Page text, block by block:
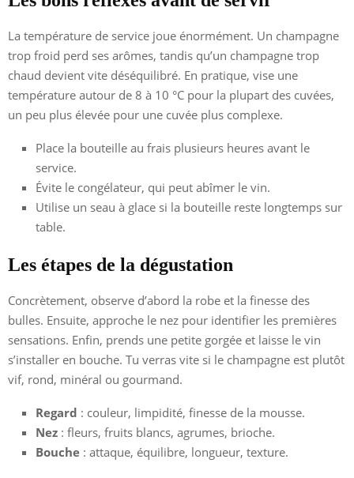
La température de service joue énormément. Un champagne
trop froid perd ses arômes, tandis qu’un champagne trop
chaud devient vite déséquilibré. En pratique, vise une
température autour de 8 à 10 °C pour la plupart des cuvées,
un peu plus élevée pour une cuvée plus complexe.
Place la bouteille au frais plusieurs heures avant le
service.
Évite le congélateur, qui peut abîmer le vin.
Utilise un seau à glace si la bouteille reste longtemps sur
table.
Les étapes de la dégustation
Concrètement, observe d’abord la robe et la finesse des
bulles. Ensuite, approche le nez pour identifier les premières
sensations. Enfin, prends une petite gorgée et laisse le vin
s’installer en bouche. Tu verras vite si le champagne est plutôt
vif, rond, minéral ou gourmand.
Regard : couleur, limpidité, finesse de la mousse.
Nez : fleurs, fruits blancs, agrumes, brioche.
Bouche : attaque, équilibre, longueur, texture.